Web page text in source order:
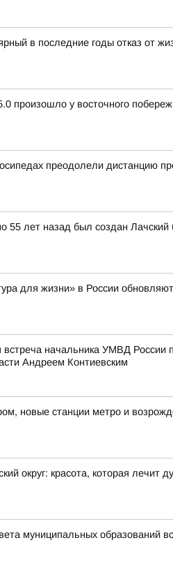
в последние годы отказ от
произошло у восточного
преодолели дистанцию
55 лет назад был создан Лачский
для жизни» в России
встреча начальника УМВД
Андреем Контиевским
новые станции метро и
округ: красота, которая лечит
муниципальных образований